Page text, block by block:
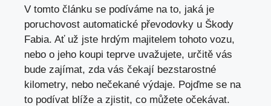
V tomto článku se podíváme na to, jaká je
poruchovost automatické převodovky u Škody
Fabia. Ať už jste hrdým majitelem tohoto vozu,
nebo o jeho koupi teprve uvažujete, určitě vás
bude zajímat, zda vás čekají bezstarostné
kilometry, nebo nečekané výdaje. Pojďme se na
to podívat blíže a zjistit, co můžete očekávat.